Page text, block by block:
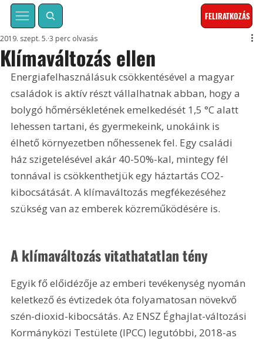
FELIRATKOZÁS
Klímaváltozás ellen
2019. szept. 5. 3 perc olvasás
Energiafelhasználásuk csökkentésével a magyar
családok is aktív részt vállalhatnak abban, hogy a
bolygó hőmérsékletének emelkedését 1,5 °C alatt
lehessen tartani, és gyermekeink, unokáink is
élhető környezetben nőhessenek fel. Egy családi
ház szigetelésével akár 40-50%-kal, mintegy fél
tonnával is csökkenthetjük egy háztartás CO2-
kibocsá­tását. A klímaváltozás megfékezéséhez
szükség van az emberek közreműködésére is.
A klímaváltozás vitathatatlan tény
Egyik fő előidézője az emberi tevékenység nyomán
keletkező és évtizedek óta folyamatosan növekvő
szén-dioxid-kibocsátás. Az ENSZ Éghajlat-változási
Kormányközi Testülete (IPCC) legutóbbi, 2018-as